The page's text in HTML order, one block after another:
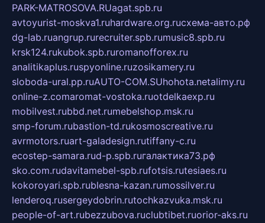
PARK-MATROSOVA.RUagat.spb.ru
avtoyurist-moskva1.ruhardware.org.ruсхема-авто.рф
dg-lab.ruangrup.rurecruiter.spb.rumusic8.spb.ru
krsk124.rukubok.spb.ruromanofforex.ru
analitikaplus.ruspyonline.ruzosikamery.ru
sloboda-ural.pp.ruAUTO-COM.SUhohota.netalimy.ru
online-z.comaromat-vostoka.ruotdelkaexp.ru
mobilvest.rubbd.net.rumebelshop.msk.ru
smp-forum.rubastion-td.rukosmoscreative.ru
avrmotors.ruart-galadesign.rutiffany-c.ru
ecostep-samara.rud-p.spb.ruгалактика73.рф
sko.com.rudavitamebel-spb.rufotsis.rutesiaes.ru
kokoroyari.spb.rublesna-kazan.rumossilver.ru
lenderoq.rusergeydobrin.rutochkazvuka.msk.ru
people-of-art.rubezzubova.ruclubtibet.ruorior-aks.ru